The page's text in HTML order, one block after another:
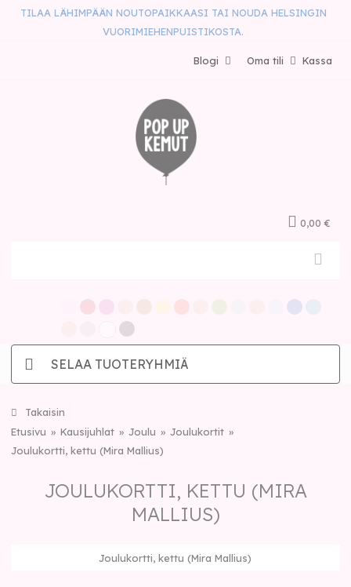
TILAA LÄHIMPÄÄN NOUTOPAIKKAASI TAI NOUDA HELSINGIN
VUORIMIEHENPUISTIKOSTA.
Kassa
Oma tili
Blogi
0,00 €
SELAA TUOTERYHMIÄ
Takaisin
Etusivu
Kausijuhlat Joulu
Joulukortit
Joulukortti, kettu (Mira Mallius)
JOULUKORTTI, KETTU (MIRA
MALLIUS)
Joulukortti, kettu (Mira Mallius)